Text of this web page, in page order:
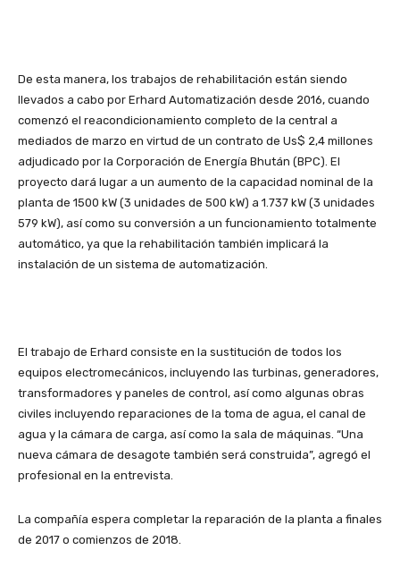
De esta manera, los trabajos de rehabilitación están siendo
llevados a cabo por Erhard Automatización desde 2016, cuando
comenzó el reacondicionamiento completo de la central a
mediados de marzo en virtud de un contrato de Us$ 2,4 millones
adjudicado por la Corporación de Energía Bhután (BPC). El
proyecto dará lugar a un aumento de la capacidad nominal de la
planta de 1500 kW (3 unidades de 500 kW) a 1.737 kW (3 unidades
579 kW), así como su conversión a un funcionamiento totalmente
automático, ya que la rehabilitación también implicará la
instalación de un sistema de automatización.
El trabajo de Erhard consiste en la sustitución de todos los
equipos electromecánicos, incluyendo las turbinas, generadores,
transformadores y paneles de control, así como algunas obras
civiles incluyendo reparaciones de la toma de agua, el canal de
agua y la cámara de carga, así como la sala de máquinas. “Una
nueva cámara de desagote también será construida”, agregó el
profesional en la entrevista.
La compañía espera completar la reparación de la planta a finales
de 2017 o comienzos de 2018.